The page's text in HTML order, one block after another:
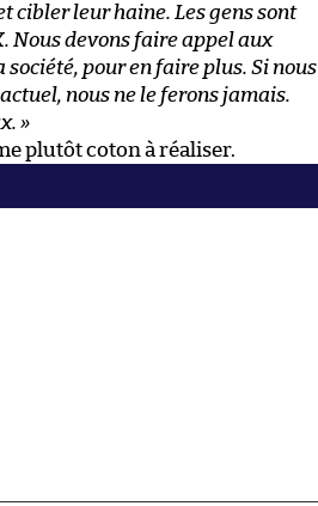
cibler leur haine. Les gens sont
Nous devons faire appel aux
pour en faire plus. Si nous
nous ne le ferons jamais.
»
plutôt coton à réaliser.